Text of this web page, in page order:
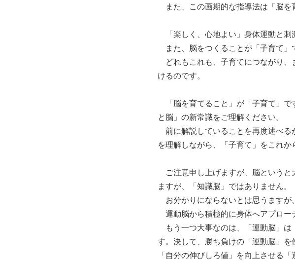
また、この画期的な指導法は「脳を
「楽しく、心地よい」身体運動と刺
また、脳をつくることが「子育て」
どれもこれも、子育てにつながり、
けるのです。
「脳を育てること」が「子育て」で
と脳」の新常識をご理解ください。
前に解説していることを再度述べる
を理解しながら、「子育て」をこれか
ご注意申し上げますが、脳というと
ますが、「知識脳」ではありません。
お分かりにならないとは思うますが
運動脳から積極的に身体へアプロー
もう一つ大事なのは、「運動脳」
す。決して、勝ち負けの「運動脳」
「自分の伸びしろ値」を向上させる